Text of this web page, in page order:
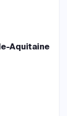
Aquitaine